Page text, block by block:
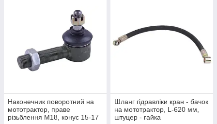
Наконечник поворотний на
мототрактор, праве
різьблення М18, конус 15-17
Шланг гідравліки кран - бачок
на мототрактор, L-620 мм,
штуцер - гайка